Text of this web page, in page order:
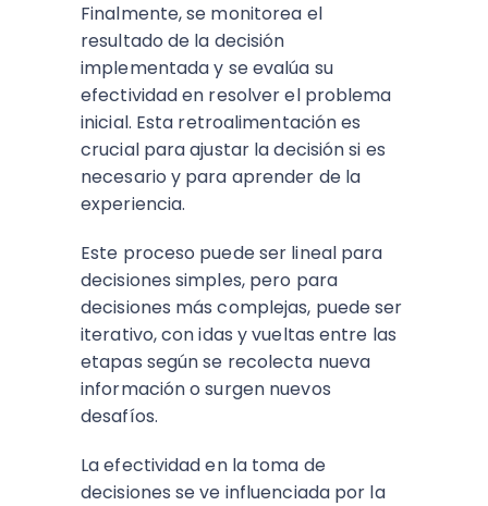
Finalmente, se monitorea el
resultado de la decisión
implementada y se evalúa su
efectividad en resolver el problema
inicial. Esta retroalimentación es
crucial para ajustar la decisión si es
necesario y para aprender de la
experiencia.
Este proceso puede ser lineal para
decisiones simples, pero para
decisiones más complejas, puede ser
iterativo, con idas y vueltas entre las
etapas según se recolecta nueva
información o surgen nuevos
desafíos.
La efectividad en la toma de
decisiones se ve influenciada por la